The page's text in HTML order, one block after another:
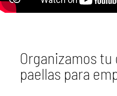
Organizamos
paellas para